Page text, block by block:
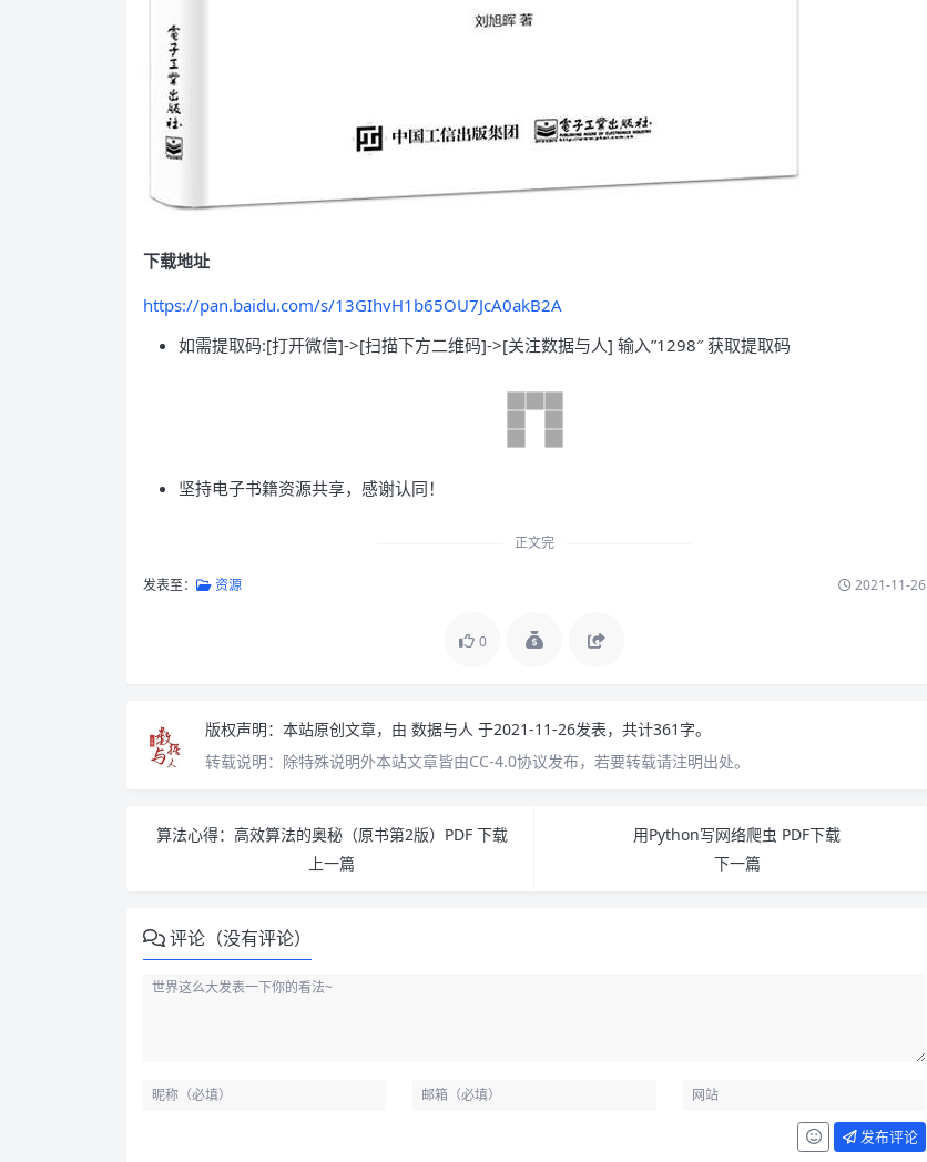
下载地址
https://pan.baidu.com/s/13GIhvH1b65OU7JcA0akB2A
如需提取码:[打开微信]->[扫描下方二维码]->[关注数据与人] 输入”1298″ 获取提取码
坚持电子书籍资源共享，感谢认同！
正文完
发表至： 资源 2021-11-26
0
版权声明： 本站原创文章，由 数据与人 于2021-11-26发表，共计361字。
转载说明： 除特殊说明外本站文章皆由CC-4.0协议发布，若要转载请注明出处。
算法心得：高效算法的奥秘（原书第2版）PDF 下载
上一篇
用Python写网络爬虫 PDF下载
下一篇
评论（没有评论）
发布评论